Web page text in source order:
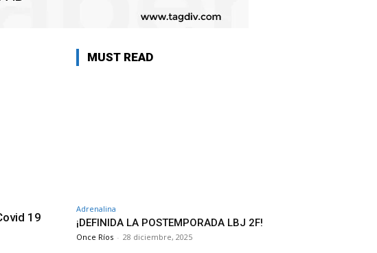
19
MUST READ
Adrenalina
¡DEFINIDA LA POSTEMPORADA LBJ 2F!
Once Ríos - 28 diciembre, 2025